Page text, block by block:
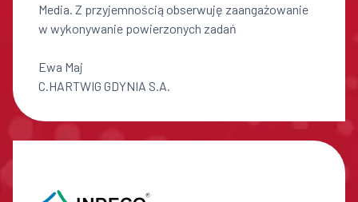
Media. Z przyjemnością obserwuję zaangażowanie
w wykonywanie powierzonych zadań
Ewa Maj
C.HARTWIG GDYNIA S.A.